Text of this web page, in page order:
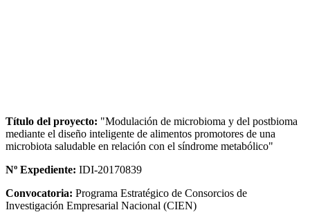
Título del proyecto: "Modulación de microbioma y del postbioma
mediante el diseño inteligente de alimentos promotores de una
microbiota saludable en relación con el síndrome metabólico"
Nº Expediente: IDI-20170839
Convocatoria: Programa Estratégico de Consorcios de
Investigación Empresarial Nacional (CIEN)